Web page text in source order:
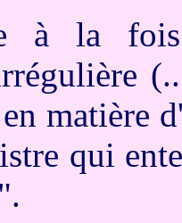
à la
matière
qui